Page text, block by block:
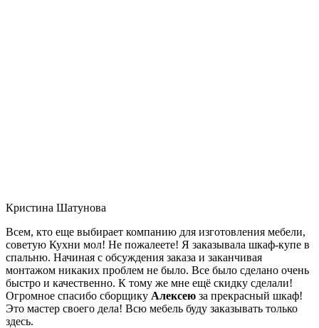
Кристина Шатунова
Всем, кто еще выбирает компанию для изготовления мебели,
советую Кухни мол! Не пожалеете! Я заказывала шкаф-купе в
спальню. Начиная с обсуждения заказа и заканчивая
монтажом никаких проблем не было. Все было сделано очень
быстро и качественно. К тому же мне ещё скидку сделали!
Огромное спасибо сборщику Алексею за прекрасный шкаф!
Это мастер своего дела! Всю мебель буду заказывать только
здесь.